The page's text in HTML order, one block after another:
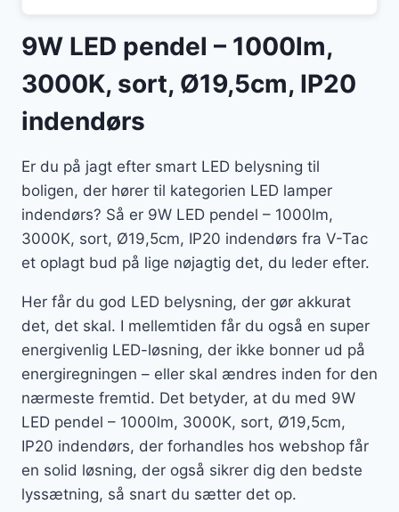
9W LED pendel – 1000lm,
3000K, sort, Ø19,5cm, IP20
indendørs
Er du på jagt efter smart LED belysning til
boligen, der hører til kategorien LED lamper
indendørs? Så er 9W LED pendel – 1000lm,
3000K, sort, Ø19,5cm, IP20 indendørs fra V-Tac
et oplagt bud på lige nøjagtig det, du leder efter.
Her får du god LED belysning, der gør akkurat
det, det skal. I mellemtiden får du også en super
energivenlig LED-løsning, der ikke bonner ud på
energiregningen – eller skal ændres inden for den
nærmeste fremtid. Det betyder, at du med 9W
LED pendel – 1000lm, 3000K, sort, Ø19,5cm,
IP20 indendørs, der forhandles hos webshop får
en solid løsning, der også sikrer dig den bedste
lyssætning, så snart du sætter det op.